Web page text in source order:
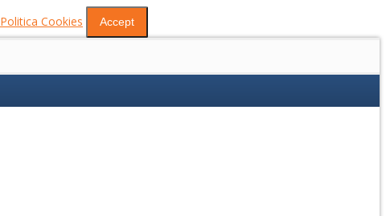
Politica Cookies Accept